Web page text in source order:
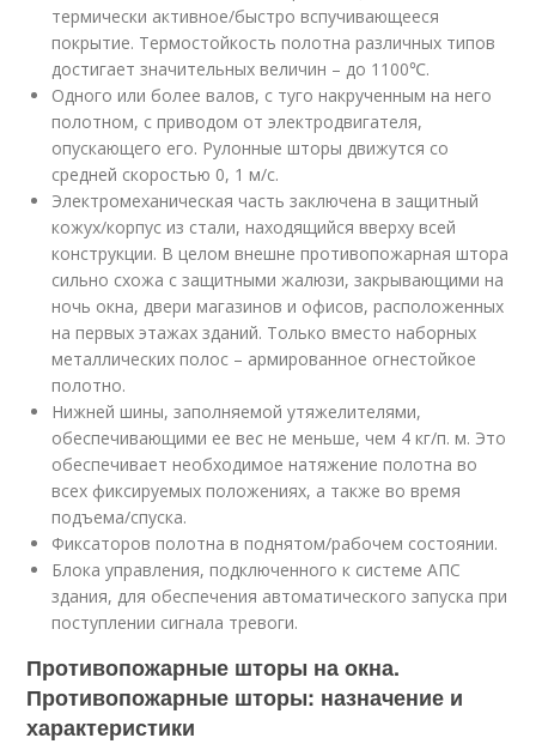
термически активное/быстро вспучивающееся
покрытие. Термостойкость полотна различных типов
достигает значительных величин – до 1100℃.
Одного или более валов, с туго накрученным на него
полотном, с приводом от электродвигателя,
опускающего его. Рулонные шторы движутся со
средней скоростью 0, 1 м/с.
Электромеханическая часть заключена в защитный
кожух/корпус из стали, находящийся вверху всей
конструкции. В целом внешне противопожарная штора
сильно схожа с защитными жалюзи, закрывающими на
ночь окна, двери магазинов и офисов, расположенных
на первых этажах зданий. Только вместо наборных
металлических полос – армированное огнестойкое
полотно.
Нижней шины, заполняемой утяжелителями,
обеспечивающими ее вес не меньше, чем 4 кг/п. м. Это
обеспечивает необходимое натяжение полотна во
всех фиксируемых положениях, а также во время
подъема/спуска.
Фиксаторов полотна в поднятом/рабочем состоянии.
Блока управления, подключенного к системе АПС
здания, для обеспечения автоматического запуска при
поступлении сигнала тревоги.
Противопожарные шторы на окна.
Противопожарные шторы: назначение и
характеристики